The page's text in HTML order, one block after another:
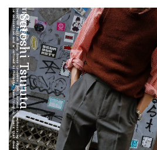
Satoshi Tsuruta